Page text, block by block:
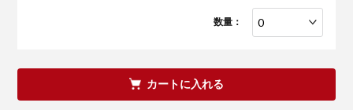
数量：
カートに入れる